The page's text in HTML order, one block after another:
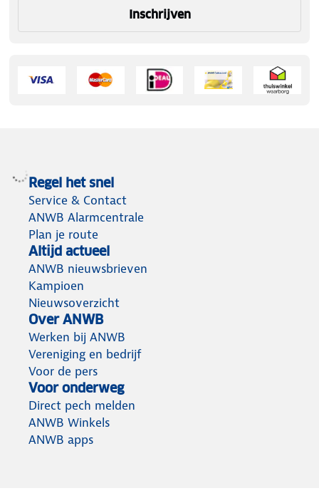
Inschrijven
Regel het snel
Service & Contact
ANWB Alarmcentrale
Plan je route
Altijd actueel
ANWB nieuwsbrieven
Kampioen
Nieuwsoverzicht
Over ANWB
Werken bij ANWB
Vereniging en bedrijf
Voor de pers
Voor onderweg
Direct pech melden
ANWB Winkels
ANWB apps